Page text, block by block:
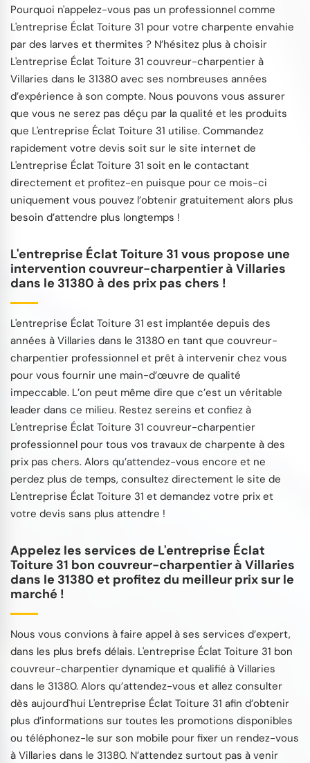
Pourquoi n'appelez-vous pas un professionnel comme
L'entreprise Éclat Toiture 31 pour votre charpente envahie
par des larves et thermites ? N’hésitez plus à choisir
L'entreprise Éclat Toiture 31 couvreur-charpentier à
Villaries dans le 31380 avec ses nombreuses années
d’expérience à son compte. Nous pouvons vous assurer
que vous ne serez pas déçu par la qualité et les produits
que L'entreprise Éclat Toiture 31 utilise. Commandez
rapidement votre devis soit sur le site internet de
L'entreprise Éclat Toiture 31 soit en le contactant
directement et profitez-en puisque pour ce mois-ci
uniquement vous pouvez l’obtenir gratuitement alors plus
besoin d’attendre plus longtemps !
L'entreprise Éclat Toiture 31 vous propose une
intervention couvreur-charpentier à Villaries
dans le 31380 à des prix pas chers !
L'entreprise Éclat Toiture 31 est implantée depuis des
années à Villaries dans le 31380 en tant que couvreur-
charpentier professionnel et prêt à intervenir chez vous
pour vous fournir une main-d’œuvre de qualité
impeccable. L’on peut même dire que c’est un véritable
leader dans ce milieu. Restez sereins et confiez à
L'entreprise Éclat Toiture 31 couvreur-charpentier
professionnel pour tous vos travaux de charpente à des
prix pas chers. Alors qu’attendez-vous encore et ne
perdez plus de temps, consultez directement le site de
L'entreprise Éclat Toiture 31 et demandez votre prix et
votre devis sans plus attendre !
Appelez les services de L'entreprise Éclat
Toiture 31 bon couvreur-charpentier à Villaries
dans le 31380 et profitez du meilleur prix sur le
marché !
Nous vous convions à faire appel à ses services d’expert,
dans les plus brefs délais. L'entreprise Éclat Toiture 31 bon
couvreur-charpentier dynamique et qualifié à Villaries
dans le 31380. Alors qu’attendez-vous et allez consulter
dès aujourd`hui L'entreprise Éclat Toiture 31 afin d’obtenir
plus d’informations sur toutes les promotions disponibles
ou téléphonez-le sur son mobile pour fixer un rendez-vous
à Villaries dans le 31380. N’attendez surtout pas à venir